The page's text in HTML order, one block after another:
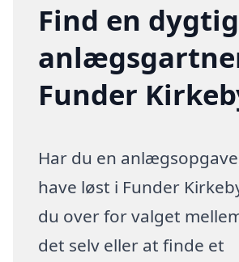
Find en dygtig
Funder
Har du en
have løst i Funder
du over for valget
det selv eller at finde et